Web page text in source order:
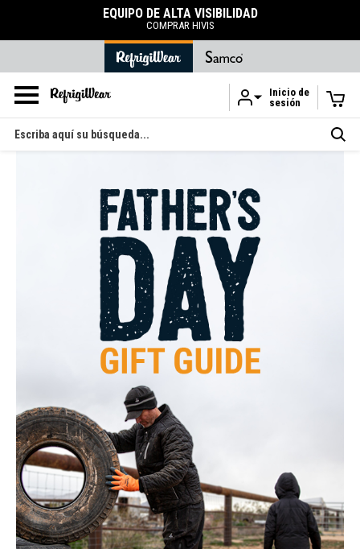
Ir al contenido principal
EQUIPO DE ALTA VISIBILIDAD
COMPRAR HIVIS
Inicio de
sesión
Buscar
en